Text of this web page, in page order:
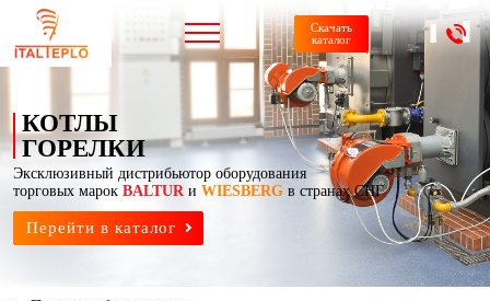
Скачать
каталог
КОТЛЫ
ГОРЕЛКИ
Эксклюзивный дистрибьютор оборудования
торговых марок BALTUR и WIESBERG в странах СНГ
Перейти в каталог